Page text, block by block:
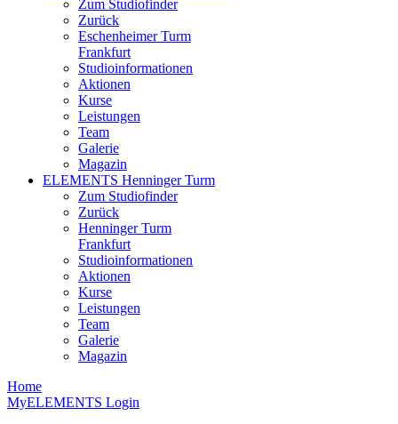
Zum Studiofinder
Zurück
Eschen­heimer Turm
Frankfurt
Studioinformationen
Aktionen
Kurse
Leistungen
Team
Galerie
Magazin
ELEMENTS Henninger Turm
Zum Studiofinder
Zurück
Henninger Turm
Frankfurt
Studioinformationen
Aktionen
Kurse
Leistungen
Team
Galerie
Magazin
Home
MyELEMENTS Login